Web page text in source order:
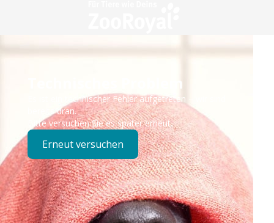
Technisches Problem
Es ist ein technischer Fehler aufgetreten – wir sind
bereits dran.
Bitte versuchen Sie es später erneut.
Erneut versuchen